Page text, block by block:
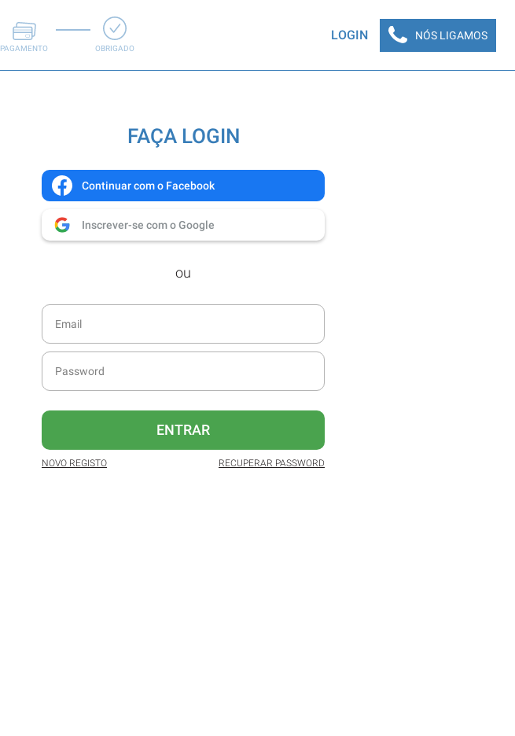
PAGAMENTO OBRIGADO
LOGIN NÓS LIGAMOS
FAÇA LOGIN
Continuar com o Facebook
Inscrever-se com o Google
ou
ENTRAR
NOVO REGISTO RECUPERAR PASSWORD